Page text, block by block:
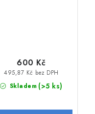
Skladem (>5 ks)
495,87 Kč bez DPH
600 Kč